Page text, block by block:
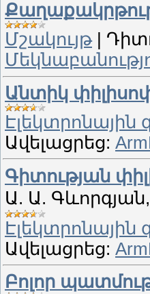
Մշակույթ|
Անտիկ
Էլեկտրոնային
Ավելացրեց:
Գիտության
Ա. Ա.
Էլեկտրոնային
Ավելացրեց:
Բոլոր